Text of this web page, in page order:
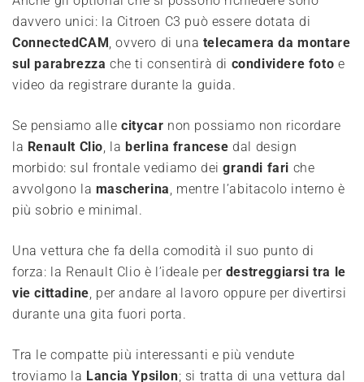
davvero unici: la Citroen C3 può essere dotata di
ConnectedCAM , ovvero di una telecamera da montare
sul parabrezza che ti consentirà di condividere foto e
video da registrare durante la guida.
Se pensiamo allecitycar non possiamo non ricordare
la Renault Clio , laberlina francese dal design
morbido: sul frontale vediamo deigrandi fari che
avvolgono la mascherina , mentre l’abitacolo interno è
più sobrio e minimal.
Una vettura che fa della comodità il suo punto di
forza: la Renault Clio è l’ideale per destreggiarsi tra le
vie cittadine , per andare al lavoro oppure per divertirsi
durante una gita fuori porta.
Tra le compatte più interessanti e più vendute
troviamo la Lancia Ypsilon; si tratta di una vettura dal